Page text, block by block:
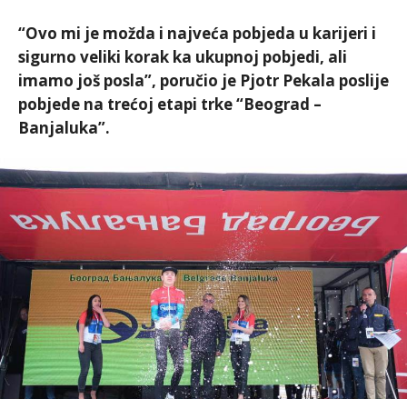
“Ovo mi je možda i najveća pobjeda u karijeri i
sigurno veliki korak ka ukupnoj pobjedi, ali
imamo još posla”, poručio je Pjotr Pekala poslije
pobjede na trećoj etapi trke “Beograd –
Banjaluka”.